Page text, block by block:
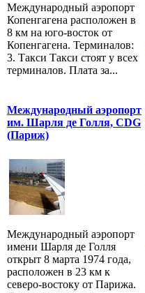
Международный аэропорт
Копенгагена расположен в
8 км на юго-восток от
Копенгагена. Терминалов:
3. Такси Такси стоят у всех
терминалов. Плата за...
Международный аэропорт
им. Шарля де Голля, CDG
(Париж)
Международный аэропорт
имени Шарля де Голля
открыт 8 марта 1974 года,
расположен в 23 км к
северо-востоку от Парижа.